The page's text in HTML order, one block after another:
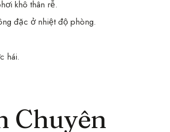
khô thân rễ.
đặc ở nhiệt độ phòng.
hái.
Chuyên